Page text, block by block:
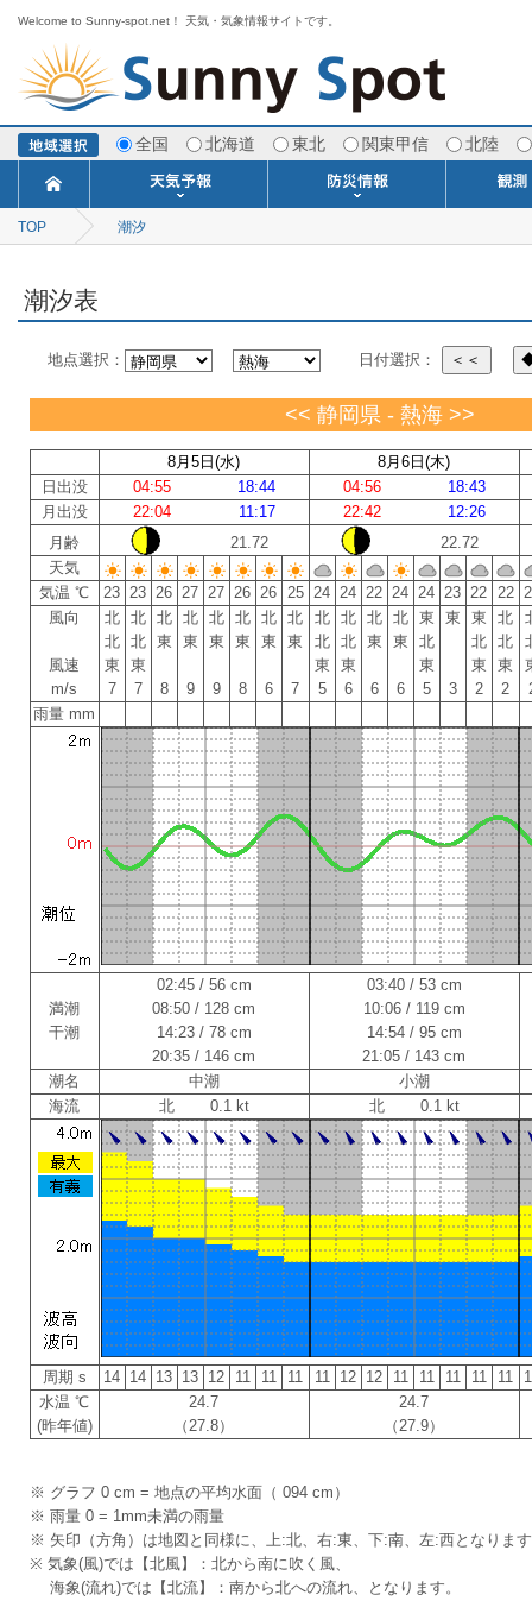
Welcome to Sunny-spot.net！ 天気・気象情報サイトです。
全国 北海道 東北 関東甲信 北陸
今日明日の天気
ポイント予報
週間天気予報
寒・暖候期予報
TOP 潮汐
潮汐表
地点選択： 日付選択： ＜＜
<< 静岡県 - 熱海 >>
8月5日(水)
8月6日(木)
日出没
04:55 18:44 04:56
18:43
月出没
22:04 11:17 22:42
12:26
月齢
21.72
22.72
天気
気温 ℃
23 23 26 27 27 26 26 25 24 24 22 24 24 23 22 22
風向
風速
m/s
北
北
東
7
北
北
東
7
北
東
8
北
東
9
北
東
9
北
東
8
北
東
6
北
東
7
北
北
東
5
北
北
東
6
北
東
6
北
東
6
東
北
東
5
東
3
東
北
東
2
北
北
東
2
雨量 mm
満潮
干潮
02:45 / 56 cm
08:50 / 128 cm
14:23 / 78 cm
20:35 / 146 cm
03:40 / 53 cm
10:06 / 119 cm
14:54 / 95 cm
21:05 / 143 cm
潮名
中潮
小潮
海流
北 0.1 kt 北 0.1 kt
周期 s 14 14 13 13 12 11 11 11 11 12 12 11 11 11 11 11
水温 ℃
(昨年値)
24.7
（27.8）
24.7
（27.9）
※ グラフ 0 cm = 地点の平均水面（ 094 cm）
※ 雨量 0 = 1mm未満の雨量
※ 矢印（方角）は地図と同様に、上:北、右:東、下:南、左:西となりま
※ 気象(風)では【北風】：北から南に吹く風、
海象(流れ)では【北流】：南から北への流れ、となります。